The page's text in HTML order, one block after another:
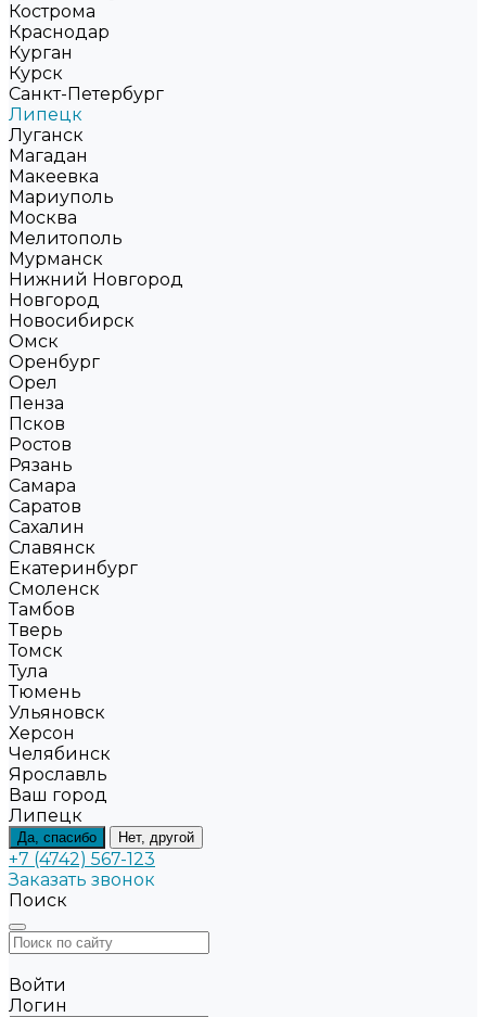
Кострома
Краснодар
Курган
Курск
Санкт-Петербург
Липецк
Луганск
Магадан
Макеевка
Мариуполь
Москва
Мелитополь
Мурманск
Нижний Новгород
Новгород
Новосибирск
Омск
Оренбург
Орел
Пенза
Псков
Ростов
Рязань
Самара
Саратов
Сахалин
Славянск
Екатеринбург
Смоленск
Тамбов
Тверь
Томск
Тула
Тюмень
Ульяновск
Херсон
Челябинск
Ярославль
Ваш город
Липецк
Да, спасибо Нет, другой
+7 (4742) 567-123
Заказать звонок
Поиск
Войти
Логин